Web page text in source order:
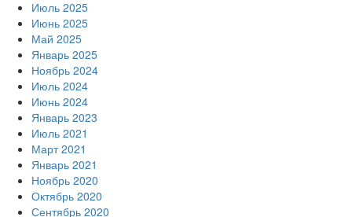
Июль 2025
Июнь 2025
Май 2025
Январь 2025
Ноябрь 2024
Июль 2024
Июнь 2024
Январь 2023
Июль 2021
Март 2021
Январь 2021
Ноябрь 2020
Октябрь 2020
Сентябрь 2020